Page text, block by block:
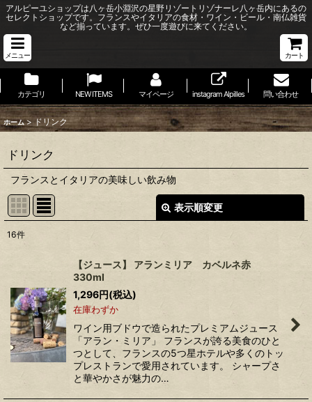
アルピーユショップは八ヶ岳小淵沢の星野リゾートリゾナーレ八ヶ岳内にあるの
セレクトショップです。フランスやイタリアの食材・ワイン・ビール・南仏雑貨
など揃っています。ぜひ一度遊びに来てください。
メニュー カート
カテゴリ NEW ITEMS マイページ instagram Alpilles 問い合わせ
ホーム > ドリンク
ドリンク
フランスとイタリアの美味しい飲み物
表示順変更
サブカテゴリ
表示数:
並び順:
絞り込む
16件
【ジュース】 アランミリア カベルネ赤
330ml
1,296円(税込)
在庫わずか
ワイン用ブドウで造られたプレミアムジュース
「アラン・ミリア」 フランスが誇る美食のひと
つとして、フランスの5つ星ホテルや多くのトッ
プレストランで愛用されています。 シャープさ
と華やかさが魅力の…